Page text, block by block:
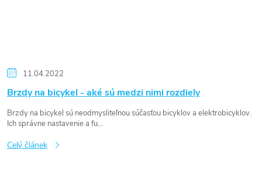
11.04.2022
Brzdy na bicykel - aké sú medzi nimi rozdiely
Brzdy na bicykel sú neodmysliteľnou súčasťou bicyklov a elektrobicyklov.
Ich správne nastavenie a fu...
Celý článek